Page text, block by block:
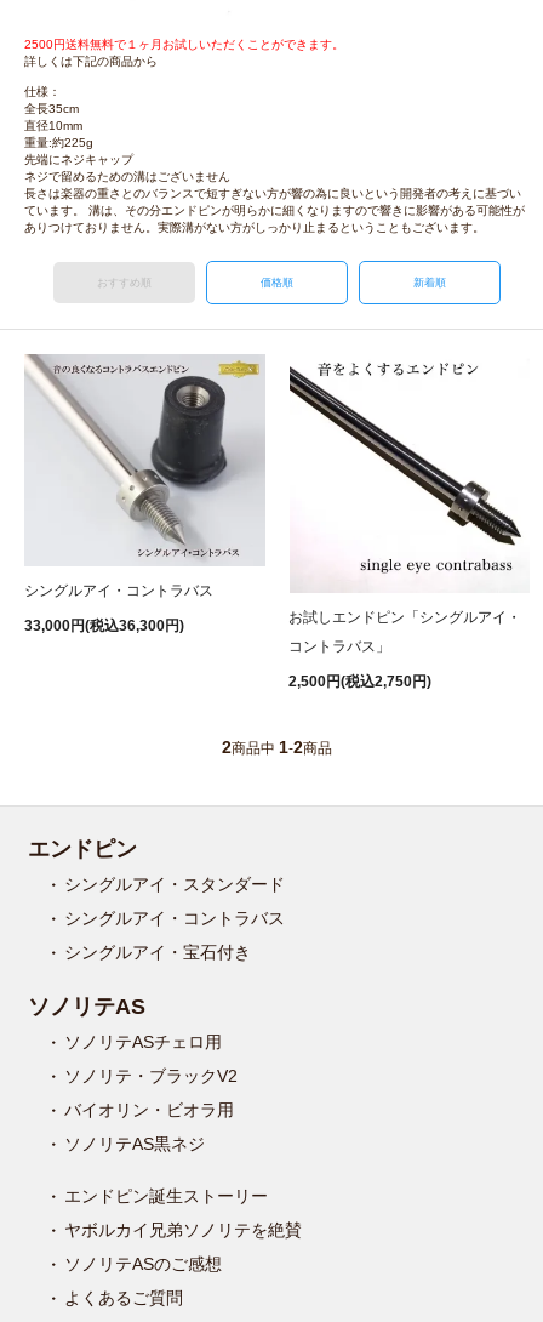
2500円送料無料で１ヶ月お試しいただくことができます。
詳しくは下記の商品から
仕様：
全長35cm
直径10mm
重量:約225g
先端にネジキャップ
ネジで留めるための溝はございません
長さは楽器の重さとのバランスで短すぎない方が響の為に良いという開発者の考えに基づい
ています。 溝は、その分エンドピンが明らかに細くなりますので響きに影響がある可能性が
ありつけておりません。実際溝がない方がしっかり止まるということもございます。
おすすめ順 価格順 新着順
シングルアイ・コントラバス
33,000円(税込36,300円)
お試しエンドピン「シングルアイ・
コントラバス」
2,500円(税込2,750円)
2商品中 1-2商品
エンドピン
シングルアイ・スタンダード
シングルアイ・コントラバス
シングルアイ・宝石付き
ソノリテAS
ソノリテASチェロ用
ソノリテ・ブラックV2
バイオリン・ビオラ用
ソノリテAS黒ネジ
エンドピン誕生ストーリー
ヤボルカイ兄弟ソノリテを絶賛
ソノリテASのご感想
よくあるご質問